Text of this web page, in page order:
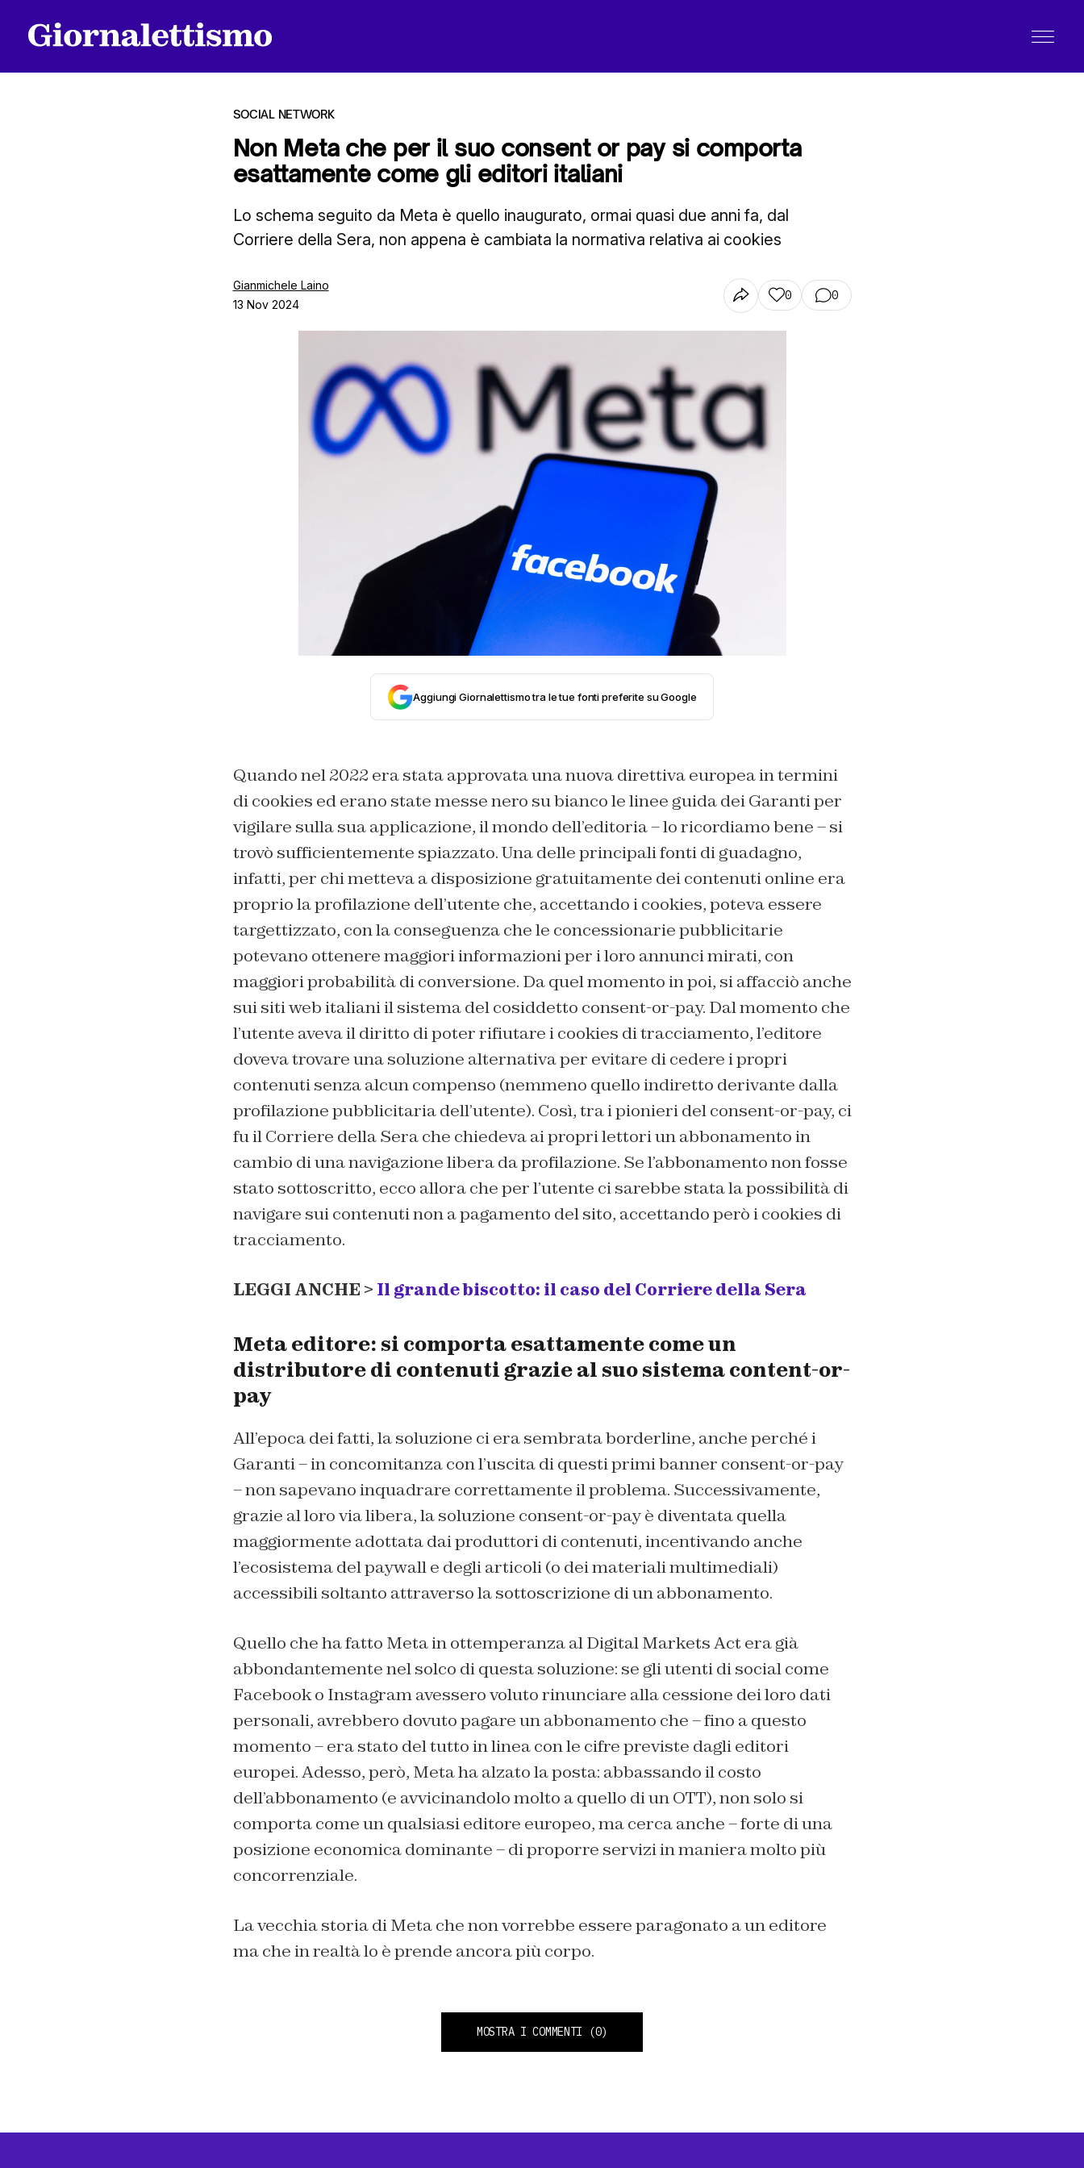
SOCIAL NETWORK
Non Meta che per il suo consent or pay si comporta
esattamente come gli editori italiani
Lo schema seguito da Meta è quello inaugurato, ormai quasi due anni fa, dal
Corriere della Sera, non appena è cambiata la normativa relativa ai cookies
Gianmichele Laino
13 Nov 2024
0 0
Aggiungi Giornalettismo tra le tue fonti preferite su Google
Quando nel 2022 era stata approvata una nuova direttiva europea in termini
di cookies ed erano state messe nero su bianco le linee guida dei Garanti per
vigilare sulla sua applicazione, il mondo dell’editoria – lo ricordiamo bene – si
trovò sufficientemente spiazzato. Una delle principali fonti di guadagno,
infatti, per chi metteva a disposizione gratuitamente dei contenuti online era
proprio la profilazione dell’utente che, accettando i cookies, poteva essere
targettizzato, con la conseguenza che le concessionarie pubblicitarie
potevano ottenere maggiori informazioni per i loro annunci mirati, con
maggiori probabilità di conversione. Da quel momento in poi, si affacciò anche
sui siti web italiani il sistema del cosiddetto consent-or-pay. Dal momento che
l’utente aveva il diritto di poter rifiutare i cookies di tracciamento, l’editore
doveva trovare una soluzione alternativa per evitare di cedere i propri
contenuti senza alcun compenso (nemmeno quello indiretto derivante dalla
profilazione pubblicitaria dell’utente). Così, tra i pionieri del consent-or-pay, ci
fu il Corriere della Sera che chiedeva ai propri lettori un abbonamento in
cambio di una navigazione libera da profilazione. Se l’abbonamento non fosse
stato sottoscritto, ecco allora che per l’utente ci sarebbe stata la possibilità di
navigare sui contenuti non a pagamento del sito, accettando però i cookies di
tracciamento.
LEGGI ANCHE > Il grande biscotto: il caso del Corriere della Sera
Meta editore: si comporta esattamente come un
distributore di contenuti grazie al suo sistema content-or-
pay
All’epoca dei fatti, la soluzione ci era sembrata borderline, anche perché i
Garanti – in concomitanza con l’uscita di questi primi banner consent-or-pay
– non sapevano inquadrare correttamente il problema. Successivamente,
grazie al loro via libera, la soluzione consent-or-pay è diventata quella
maggiormente adottata dai produttori di contenuti, incentivando anche
l’ecosistema del paywall e degli articoli (o dei materiali multimediali)
accessibili soltanto attraverso la sottoscrizione di un abbonamento.
Quello che ha fatto Meta in ottemperanza al Digital Markets Act era già
abbondantemente nel solco di questa soluzione: se gli utenti di social come
Facebook o Instagram avessero voluto rinunciare alla cessione dei loro dati
personali, avrebbero dovuto pagare un abbonamento che – fino a questo
momento – era stato del tutto in linea con le cifre previste dagli editori
europei. Adesso, però, Meta ha alzato la posta: abbassando il costo
dell’abbonamento (e avvicinandolo molto a quello di un OTT), non solo si
comporta come un qualsiasi editore europeo, ma cerca anche – forte di una
posizione economica dominante – di proporre servizi in maniera molto più
concorrenziale.
La vecchia storia di Meta che non vorrebbe essere paragonato a un editore
ma che in realtà lo è prende ancora più corpo.
MOSTRA I COMMENTI (0)